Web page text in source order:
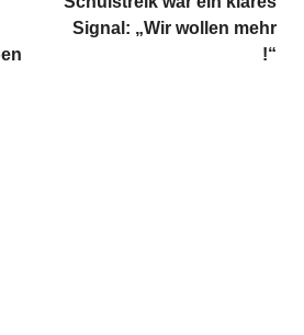
Signal: „Wir wollen mehr
!“